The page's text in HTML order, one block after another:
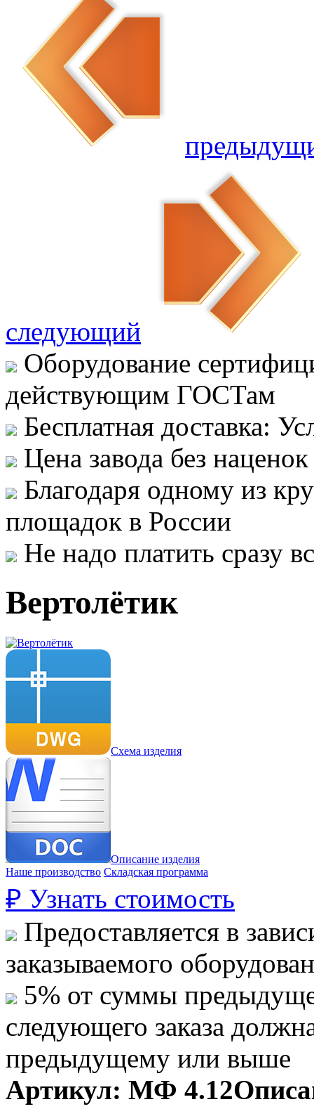
следующий
Оборудование
действующим ГОСТам
Бесплатная доставка:
Цена завода без
Благодаря одному из
площадок в России
Не надо платить сразу
Вертолётик
Схема изделия
Описание изделия
Наше производство Складская программа
₽ Узнать стоимость
Предоставляется в
заказываемого
5% от суммы
следующего заказа
предыдущему или выше
Артикул: МФ 4.12